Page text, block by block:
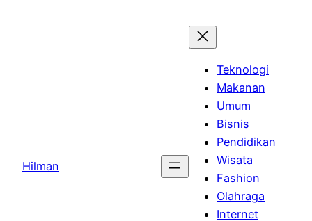
Hilman
Teknologi
Makanan
Umum
Bisnis
Pendidikan
Wisata
Fashion
Olahraga
Internet